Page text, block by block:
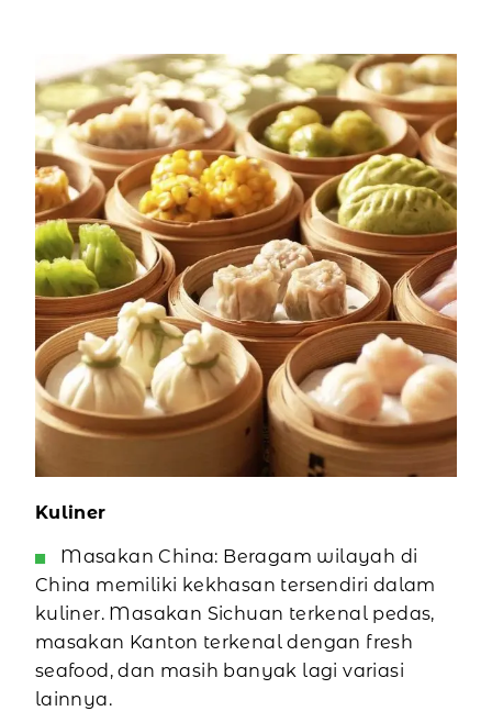
Kuliner
Masakan China: Beragam wilayah di
China memiliki kekhasan tersendiri dalam
kuliner. Masakan Sichuan terkenal pedas,
masakan Kanton terkenal dengan fresh
seafood, dan masih banyak lagi variasi
lainnya.